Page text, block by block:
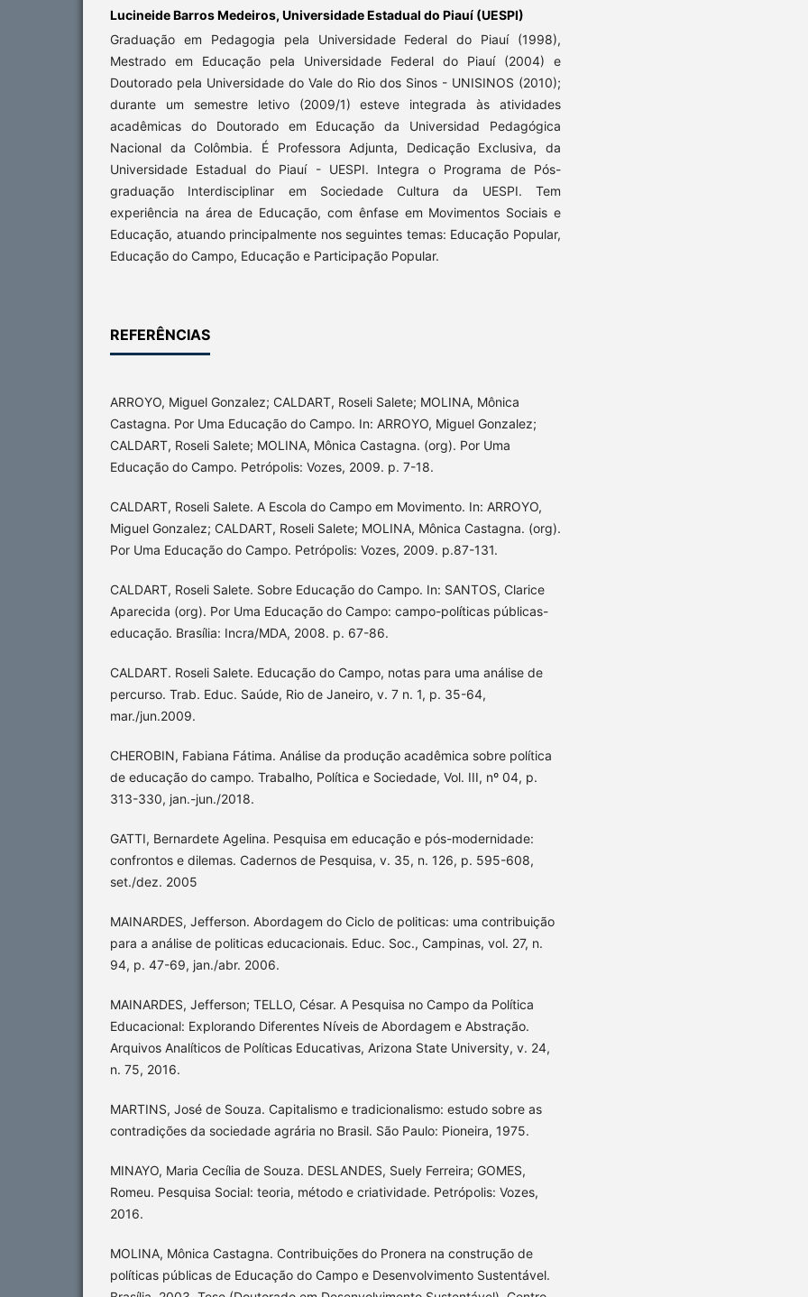
Lucineide Barros Medeiros, Universidade Estadual do Piauí (UESPI)
Graduação em Pedagogia pela Universidade Federal do Piauí (1998),
Mestrado em Educação pela Universidade Federal do Piauí (2004) e
Doutorado pela Universidade do Vale do Rio dos Sinos - UNISINOS (2010);
durante um semestre letivo (2009/1) esteve integrada às atividades
acadêmicas do Doutorado em Educação da Universidad Pedagógica
Nacional da Colômbia. É Professora Adjunta, Dedicação Exclusiva, da
Universidade Estadual do Piauí - UESPI. Integra o Programa de Pós-
graduação Interdisciplinar em Sociedade Cultura da UESPI. Tem
experiência na área de Educação, com ênfase em Movimentos Sociais e
Educação, atuando principalmente nos seguintes temas: Educação Popular,
Educação do Campo, Educação e Participação Popular.
REFERÊNCIAS
ARROYO, Miguel Gonzalez; CALDART, Roseli Salete; MOLINA, Mônica
Castagna. Por Uma Educação do Campo. In: ARROYO, Miguel Gonzalez;
CALDART, Roseli Salete; MOLINA, Mônica Castagna. (org). Por Uma
Educação do Campo. Petrópolis: Vozes, 2009. p. 7-18.
CALDART, Roseli Salete. A Escola do Campo em Movimento. In: ARROYO,
Miguel Gonzalez; CALDART, Roseli Salete; MOLINA, Mônica Castagna. (org).
Por Uma Educação do Campo. Petrópolis: Vozes, 2009. p.87-131.
CALDART, Roseli Salete. Sobre Educação do Campo. In: SANTOS, Clarice
Aparecida (org). Por Uma Educação do Campo: campo-políticas públicas-
educação. Brasília: Incra/MDA, 2008. p. 67-86.
CALDART. Roseli Salete. Educação do Campo, notas para uma análise de
percurso. Trab. Educ. Saúde, Rio de Janeiro, v. 7 n. 1, p. 35-64,
mar./jun.2009.
CHEROBIN, Fabiana Fátima. Análise da produção acadêmica sobre política
de educação do campo. Trabalho, Política e Sociedade, Vol. III, nº 04, p.
313-330, jan.-jun./2018.
GATTI, Bernardete Agelina. Pesquisa em educação e pós-modernidade:
confrontos e dilemas. Cadernos de Pesquisa, v. 35, n. 126, p. 595-608,
set./dez. 2005
MAINARDES, Jefferson. Abordagem do Ciclo de politicas: uma contribuição
para a análise de politicas educacionais. Educ. Soc., Campinas, vol. 27, n.
94, p. 47-69, jan./abr. 2006.
MAINARDES, Jefferson; TELLO, César. A Pesquisa no Campo da Política
Educacional: Explorando Diferentes Níveis de Abordagem e Abstração.
Arquivos Analíticos de Políticas Educativas, Arizona State University, v. 24,
n. 75, 2016.
MARTINS, José de Souza. Capitalismo e tradicionalismo: estudo sobre as
contradições da sociedade agrária no Brasil. São Paulo: Pioneira, 1975.
MINAYO, Maria Cecília de Souza. DESLANDES, Suely Ferreira; GOMES,
Romeu. Pesquisa Social: teoria, método e criatividade. Petrópolis: Vozes,
2016.
MOLINA, Mônica Castagna. Contribuições do Pronera na construção de
políticas públicas de Educação do Campo e Desenvolvimento Sustentável.